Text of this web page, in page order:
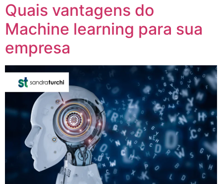
Quais vantagens do
Machine learning para sua
empresa